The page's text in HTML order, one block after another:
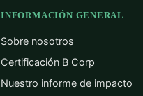
INFORMACIÓN GENERAL
Sobre nosotros
Certificación B Corp
Nuestro informe de impacto